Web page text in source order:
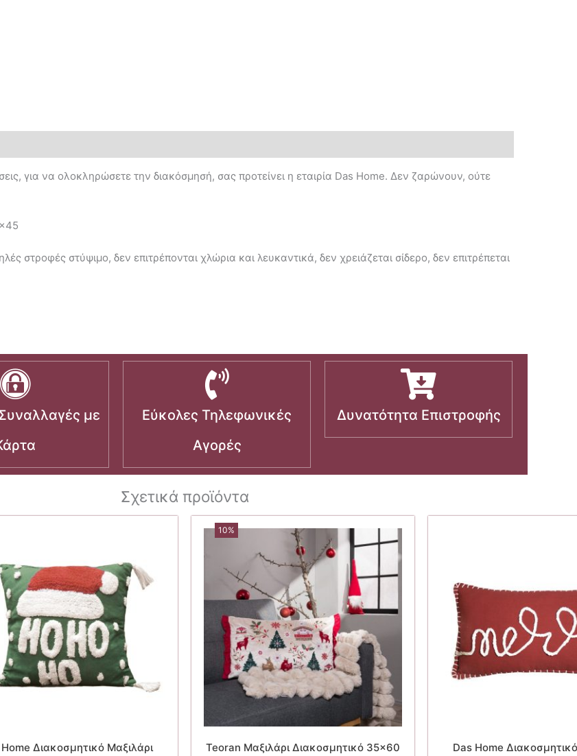
για να ολοκληρώσετε την διακόσμησή, σας προτείνει η εταιρία Das Ηome. Δεν ζαρώνουν, ούτε
στροφές στύψιμο, δεν επιτρέπονται χλώρια και λευκαντικά, δεν χρειάζεται σίδερο, δεν επιτρέπεται
με
Εύκολες Τηλεφωνικές
Αγορές
Δυνατότητα Επιστροφής
Σχετικά προϊόντα
Διακοσμητικό Μαξιλάρι
10%
Teoran Μαξιλάρι Διακοσμητικό 35×60
Das Home